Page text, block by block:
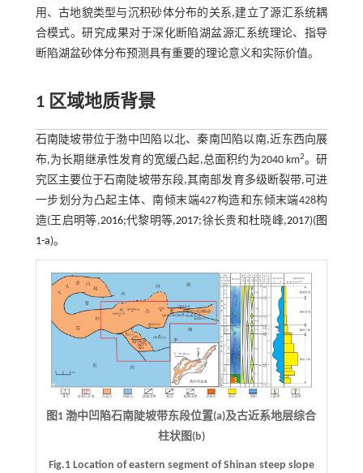
用、古地貌类型与沉积砂体分布的关系,建立了源汇系统耦
合模式。研究成果对于深化断陷湖盆源汇系统理论、指导
断陷湖盆砂体分布预测具有重要的理论意义和实际价值。
1 区域地质背景
石南陡坡带位于渤中凹陷以北、秦南凹陷以南,近东西向展
布,为长期继承性发育的宽缓凸起,总面积约为2040 km2。研
究区主要位于石南陡坡带东段,其南部发育多级断裂带,可进
一步划分为凸起主体、南倾末端427构造和东倾末端428构
造(王启明等,2016;代黎明等,2017;徐长贵和杜晓峰,2017)( 图
1-a)。
图1 渤中凹陷石南陡坡带东段位置(a)及古近系地层综合
柱状图(b)
Fig.1 Location of eastern segment of Shinan steep slope